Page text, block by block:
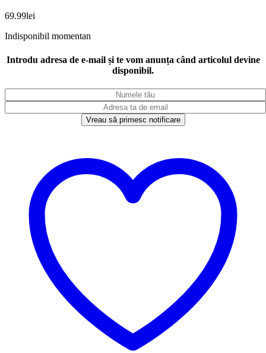
69.99lei
Indisponibil momentan
Introdu adresa de e-mail și te vom anunța când articolul devine
disponibil.
Vreau să primesc notificare